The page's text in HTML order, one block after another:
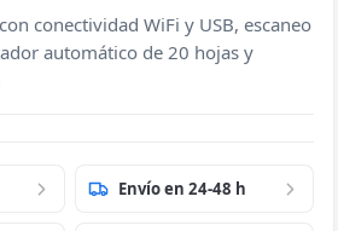
conectividad WiFi y USB, escaneo
automático de 20 hojas y
Envío en 24-48 h